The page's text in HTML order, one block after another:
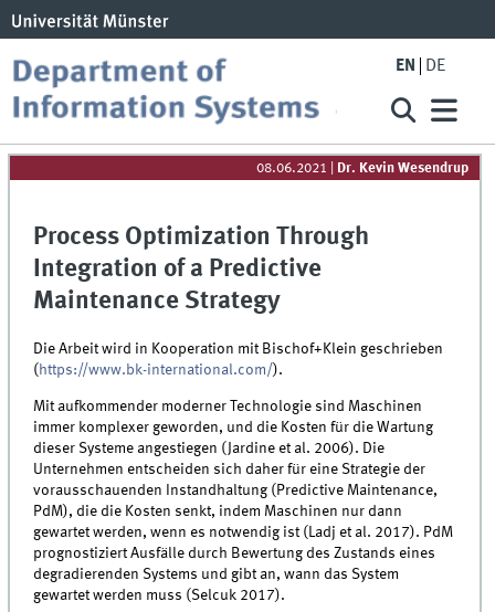
EN DE
08.06.2021 Dr. Kevin Wesendrup
Process Optimization Through
Integration of a Predictive
Maintenance Strategy
Die Arbeit wird in Kooperation mit Bischof+Klein geschrieben
( https://www.bk-international.com/).
Mit aufkommender moderner Technologie sind Maschinen
immer komplexer geworden, und die Kosten für die Wartung
dieser Systeme angestiegen (Jardine et al. 2006). Die
Unternehmen entscheiden sich daher für eine Strategie der
vorausschauenden Instandhaltung (Predictive Maintenance,
PdM), die die Kosten senkt, indem Maschinen nur dann
gewartet werden, wenn es notwendig ist (Ladj et al. 2017). PdM
prognostiziert Ausfälle durch Bewertung des Zustands eines
degradierenden Systems und gibt an, wann das System
gewartet werden muss (Selcuk 2017).